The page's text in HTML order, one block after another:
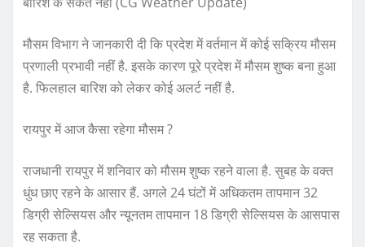
मौसम विभाग ने जानकारी दी कि प्रदेश में वर्तमान में कोई सक्रिय मौसम
प्रणाली प्रभावी नहीं है. इसके कारण पूरे प्रदेश में मौसम शुष्क बना हुआ
है. फिलहाल बारिश को लेकर कोई अलर्ट नहीं है.
रायपुर में आज कैसा रहेगा मौसम ?
राजधानी रायपुर में शनिवार को मौसम शुष्क रहने वाला है. सुबह के वक्त
धुंध छाए रहने के आसार हैं. अगले 24 घंटों में अधिकतम तापमान 32
डिग्री सेल्सियस और न्यूनतम तापमान 18 डिग्री सेल्सियस के आसपास
रह सकता है.